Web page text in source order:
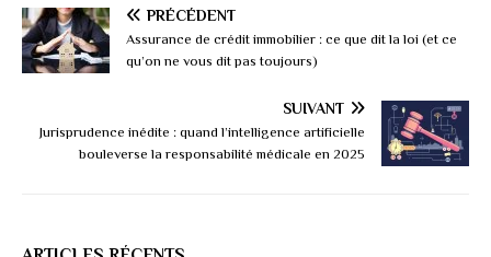
PRÉCÉDENT
Assurance de crédit immobilier : ce que dit la loi (et ce
qu’on ne vous dit pas toujours)
SUIVANT
Jurisprudence inédite : quand l’intelligence artificielle
bouleverse la responsabilité médicale en 2025